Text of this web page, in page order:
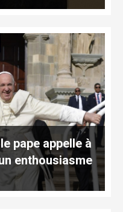
pape appelle à
enthousiasme